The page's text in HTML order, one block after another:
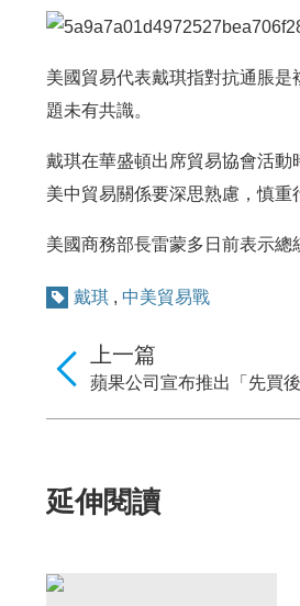
美國貿易代表戴琪指對抗通脹
題未有共識。
戴琪在華盛頓出席貿易協會活
美中貿易關係要深思熟慮，慎重
美國商務部長雷蒙多日前表示總
戴琪 , 中美貿易戰
上一篇
蘋果公司宣布推出「先買
延伸閱讀